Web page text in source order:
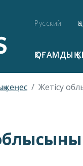
Русский
ҚОҒАМДЫҚ
кеңес Жетісу